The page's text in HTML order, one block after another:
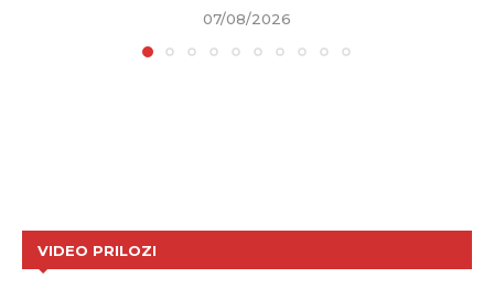
07/08/2026
VIDEO PRILOZI